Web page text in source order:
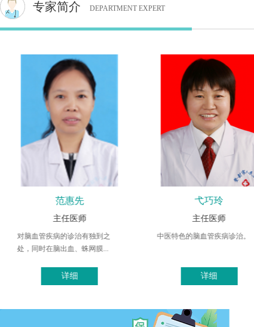
专家简介 DEPARTMENT EXPERT
弋巧玲
主任医师
中医特色的脑血管疾病诊治。
详细
耿宏旭
主任医师
急性心肌梗死、心搏骤停、恶性
详细